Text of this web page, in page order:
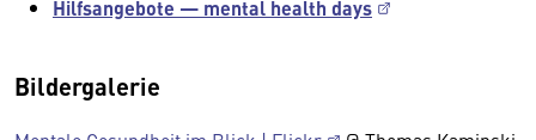
Hilfsangebote — mental health days
Bildergalerie